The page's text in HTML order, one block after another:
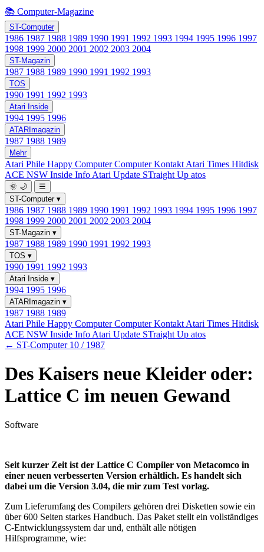
📚 Computer-Magazine
ST-Computer
1986 1987 1988 1989 1990 1991 1992 1993 1994 1995 1996 1997
1998 1999 2000 2001 2002 2003 2004
ST-Magazin
1987 1988 1989 1990 1991 1992 1993
TOS
1990 1991 1992 1993
Atari Inside
1994 1995 1996
ATARImagazin
1987 1988 1989
Mehr
Atari Phile Happy ComputerComputer Kontakt Atari Times Hitdisk
ACE NSW Inside Info Atari Update STraight Up atos
🌞 🌙
☰
ST-Computer ▾
1986 1987 1988 1989 1990 1991 1992 1993 1994 1995 1996 1997
1998 1999 2000 2001 2002 2003 2004
ST-Magazin ▾
1987 1988 1989 1990 1991 1992 1993
TOS ▾
1990 1991 1992 1993
Atari Inside ▾
1994 1995 1996
ATARImagazin ▾
1987 1988 1989
Atari Phile Happy ComputerComputer Kontakt Atari Times Hitdisk
ACE NSW Inside Info Atari Update STraight Up atos
← ST-Computer 10 / 1987
Des Kaisers neue Kleider oder:
Lattice C im neuen Gewand
Software
Seit kurzer Zeit ist der Lattice C Compiler von Metacomco in
einer neuen verbesserten Version erhältlich. Es handelt sich
dabei um die Version 3.04, die mir zum Test vorlag.
Zum Lieferumfang des Compilers gehören drei Disketten sowie ein
über 600 Seiten starkes Handbuch. Das Paket stellt ein vollständiges
C-Entwicklungssystem dar und, enthält alle nötigen
Hilfsprogramme, wie: